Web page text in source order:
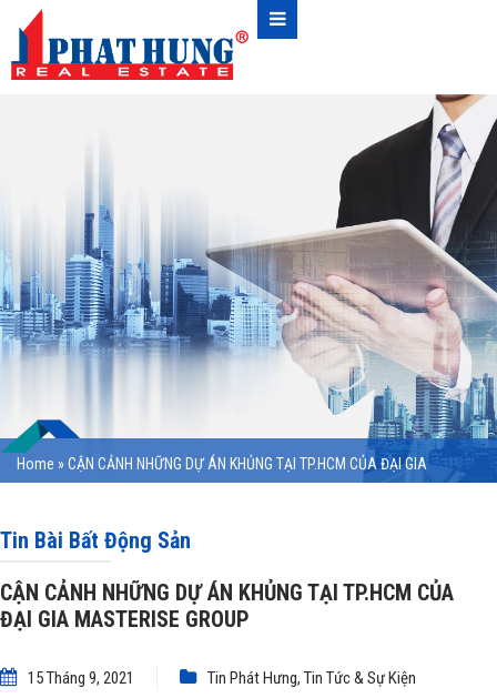
Home »CẬN CẢNH NHỮNG DỰ ÁN KHỦNG TẠI TP.HCM CỦA ĐẠI GIA
Tin Bài Bất Động Sản
CẬN CẢNH NHỮNG DỰ ÁN KHỦNG TẠI TP.HCM CỦA
ĐẠI GIA MASTERISE GROUP
15 Tháng 9, 2021 Tin Phát Hưng, Tin Tức & Sự Kiện